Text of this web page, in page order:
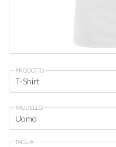
PRODOTTO
MODELLO
TAGLIA